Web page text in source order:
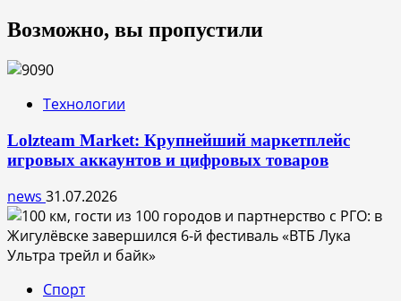
Возможно, вы пропустили
Технологии
Lolzteam Market: Крупнейший маркетплейс
игровых аккаунтов и цифровых товаров
news 31.07.2026
Спорт